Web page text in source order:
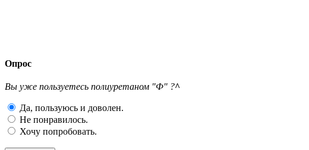
Опрос
Вы уже пользуетесь полиуретаном "Ф" ?^
Да, пользуюсь и доволен.
Не понравилось.
Хочу попробовать.